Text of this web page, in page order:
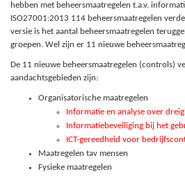
hebben met beheersmaatregelen t.a.v.
ISO27001:2013 114 beheersmaatregelen
versie is het aantal beheersmaatregelen
groepen. Wel zijn er 11 nieuwe
De 11 nieuwe beheersmaatregelen (controls)
aandachtsgebieden zijn:
Organisatorische maatregelen
Informatie en analyse over
Informatiebeveiliging bij het
ICT-gereedheid voor
Maatregelen tav mensen
Fysieke maatregelen